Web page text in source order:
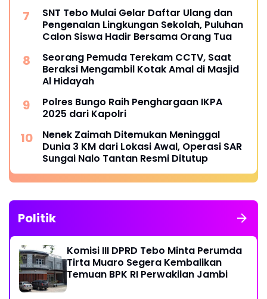
SNT Tebo Mulai Gelar Daftar Ulang dan
Pengenalan Lingkungan Sekolah, Puluhan
Calon Siswa Hadir Bersama Orang Tua
Seorang Pemuda Terekam CCTV, Saat
Beraksi Mengambil Kotak Amal di Masjid
Al Hidayah
Polres Bungo Raih Penghargaan IKPA
2025 dari Kapolri
Nenek Zaimah Ditemukan Meninggal
Dunia 3 KM dari Lokasi Awal, Operasi SAR
Sungai Nalo Tantan Resmi Ditutup
Politik
Komisi III DPRD Tebo Minta Perumda
Tirta Muaro Segera Kembalikan
Temuan BPK RI Perwakilan Jambi